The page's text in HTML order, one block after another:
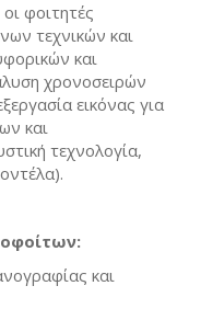
φοιτητές
τεχνικών και
και
χρονοσειρών
εικόνας για
και
τεχνολογία,
και